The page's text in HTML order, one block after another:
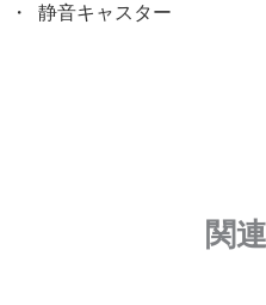
静音キャスター
関